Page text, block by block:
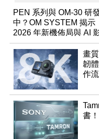
PEN 系列與 OM-30 研
中？OM SYSTEM 揭示
2026 年新機佈局與 AI
像藍圖
畫
韌
作流
書